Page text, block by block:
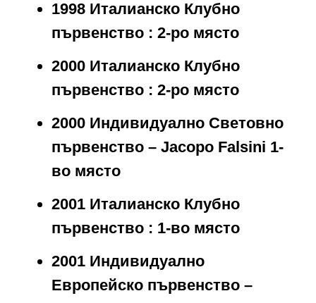
1998 Италианско Клубно
първенство : 2-ро място
2000 Италианско Клубно
първенство : 2-ро място
2000 Индивидуално Световно
първенство – Jacopo Falsini 1-
во място
2001 Италианско Клубно
първенство : 1-во място
2001 Индивидуално
Европейско първенство –